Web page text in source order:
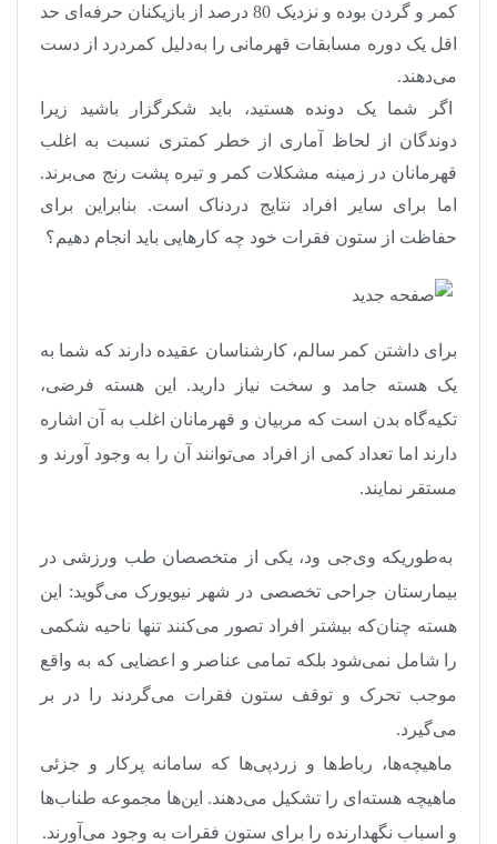
کمر و گردن بوده و نزدیک 80 درصد از بازیکنان حرفه‌ای حد
اقل یک دوره مسابقات قهرمانی را به‌دلیل کمردرد از دست
می‌دهند.
اگر شما یک دونده هستید، باید شکرگزار باشید زیرا
دوندگان از لحاظ آماری از خطر کمتری نسبت به اغلب
قهرمانان در زمینه مشکلات کمر و تیره پشت رنج می‌برند.
اما برای سایر افراد نتایج دردناک است. بنابراین برای
حفاظت از ستون فقرات خود چه کارهایی باید انجام دهیم؟
برای داشتن کمر سالم، کارشناسان عقیده دارند که شما به
یک هسته جامد و سخت نیاز دارید. این هسته فرضی،
تکیه‌گاه بدن است که مربیان و قهرمانان اغلب به آن اشاره
دارند اما تعداد کمی از افراد می‌توانند آن را به وجود آورند و
مستقر نمایند.
به‌طوریکه وی‌جی ود، یکی از متخصصان طب ورزشی در
بیمارستان جراحی تخصصی در شهر نیویورک می‌گوید: این
هسته چنان‌که بیشتر افراد تصور می‌کنند تنها ناحیه شکمی
را شامل نمی‌شود بلکه تمامی عناصر و اعضایی که به واقع
موجب تحرک و توقف ستون فقرات می‌گردند را در بر
می‌گیرد.
ماهیچه‌ها، رباط‌ها و زردپی‌ها که سامانه پرکار و جزئی
ماهیچه هسته‌ای را تشکیل می‌دهند. این‌ها مجموعه طناب‌ها
و اسباب نگهدارنده را برای ستون فقرات به وجود می‌آورند.